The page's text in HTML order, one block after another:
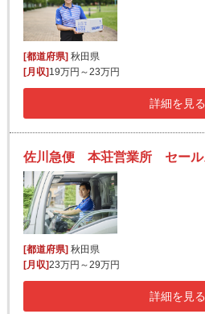
[都道府県] 秋田県
[月収] 19万円～23万円
詳細を見る
[都道府県] 秋田県
[月収]23万円～29万円
詳細を見る